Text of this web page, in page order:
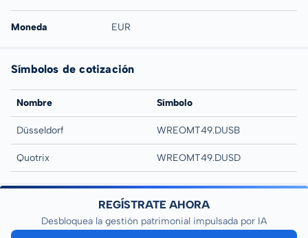
Moneda EUR
Símbolos de cotización
Nombre Símbolo
Düsseldorf WREOMT49.DUSB
Quotrix WREOMT49.DUSD
REGÍSTRATE AHORA
Desbloquea la gestión patrimonial impulsada por IA